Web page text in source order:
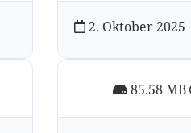
2. Oktober 2025
85.58 MB